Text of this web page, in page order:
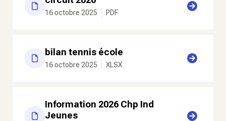
16 octobre 2025 PDF
bilan tennis école
16 octobre 2025 XLSX
Information 2026 Chp Ind
Jeunes